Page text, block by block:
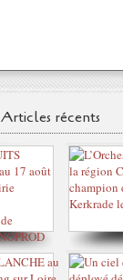
Articles récents